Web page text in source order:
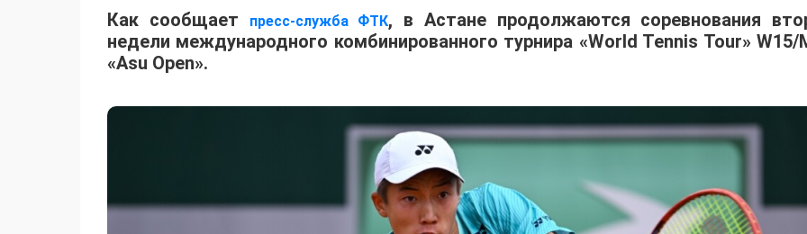
Как сообщает пресс-служба ФТК, в Астане продолжаются соревнования
недели международного комбинированного турнира «World Tennis Tour» W15/
«Asu Open».